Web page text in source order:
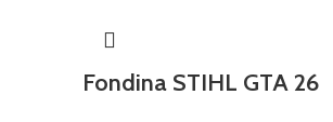
Fondina STIHL GTA 26